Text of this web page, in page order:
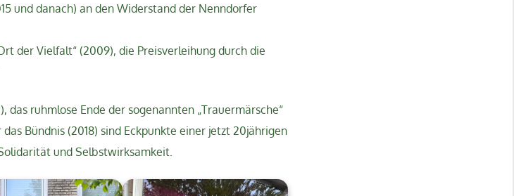
und danach) an den Widerstand der Nenndorfer
der Vielfalt“ (2009), die Preisverleihung durch die
das ruhmlose Ende der sogenannten „Trauermärsche“
Bündnis (2018) sind Eckpunkte einer jetzt 20jährigen
und Selbstwirksamkeit.